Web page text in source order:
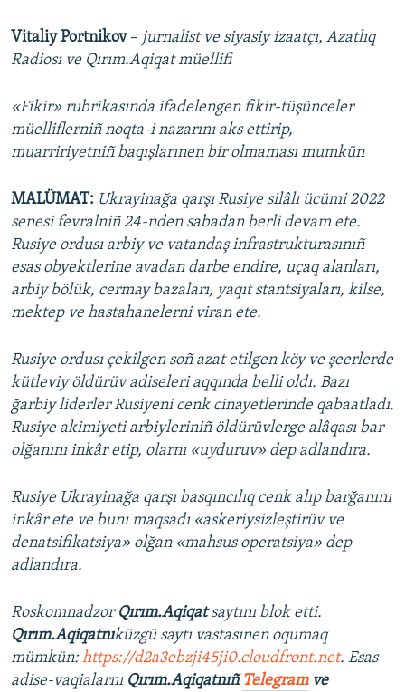
Vitaliy Portnikov– jurnalist ve siyasiy izaatçı, Azatlıq
Radiosı ve Qırım.Aqiqat müellifi
«Fikir» rubrikasında ifadelengen fikir-tüşünceler
müelliflerniñ noqta-i nazarını aks ettirip,
muarririyetniñ baqışlarınen bir olmaması mumkün
MALÜMAT: Ukrayinağa qarşı Rusiye silâlı ücümi 2022
senesi fevralniñ 24-nden sabadan berli devam ete.
Rusiye ordusı arbiy ve vatandaş infrastrukturasınıñ
esas obyektlerine avadan darbe endire, uçaq alanları,
arbiy bölük, cermay bazaları, yaqıt stantsiyaları, kilse,
mektep ve hastahanelerni viran ete.
Rusiye ordusı çekilgen soñ azat etilgen köy ve şeerlerde
kütleviy öldürüv adiseleri aqqında belli oldı. Bazı
ğarbiy liderler Rusiyeni cenk cinayetlerinde qabaatladı.
Rusiye akimiyeti arbiyleriniñ öldürüvlerge alâqası bar
olğanını inkâr etip, olarnı «uyduruv» dep adlandıra.
Rusiye Ukrayinağa qarşı basqıncılıq cenk alıp barğanını
inkâr ete ve bunı maqsadı «askeriysizleştirüv ve
denatsifikatsiya» olğan «mahsus operatsiya» dep
adlandıra.
Roskomnadzor Qırım.Aqiqatsaytını blok etti.
Qırım.Aqiqatnıküzgü saytı vastasınen oqumaq
mümkün:https://d2a3ebzji45ji0.cloudfront.net. Esas
adise-vaqialarnı Qırım.AqiqatnıñTelegramve